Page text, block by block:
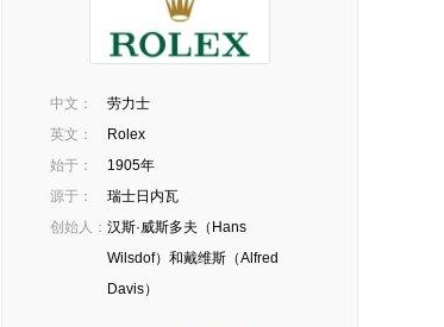
中文：
劳力士
英文：
Rolex
始于：
1905年
源于：
瑞士日内瓦
创始人： 汉斯·威斯多夫（Hans
Wilsdof）和戴维斯（Alfred
Davis）